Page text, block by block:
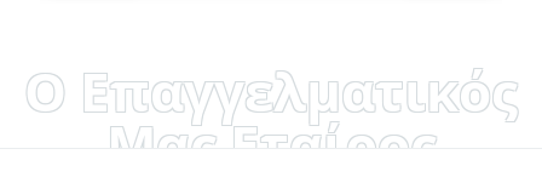
Ο Επαγγελματικός
Μας Εταίρος